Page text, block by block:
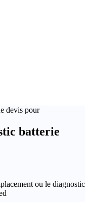
devis pour
batterie
ou le diagnostic